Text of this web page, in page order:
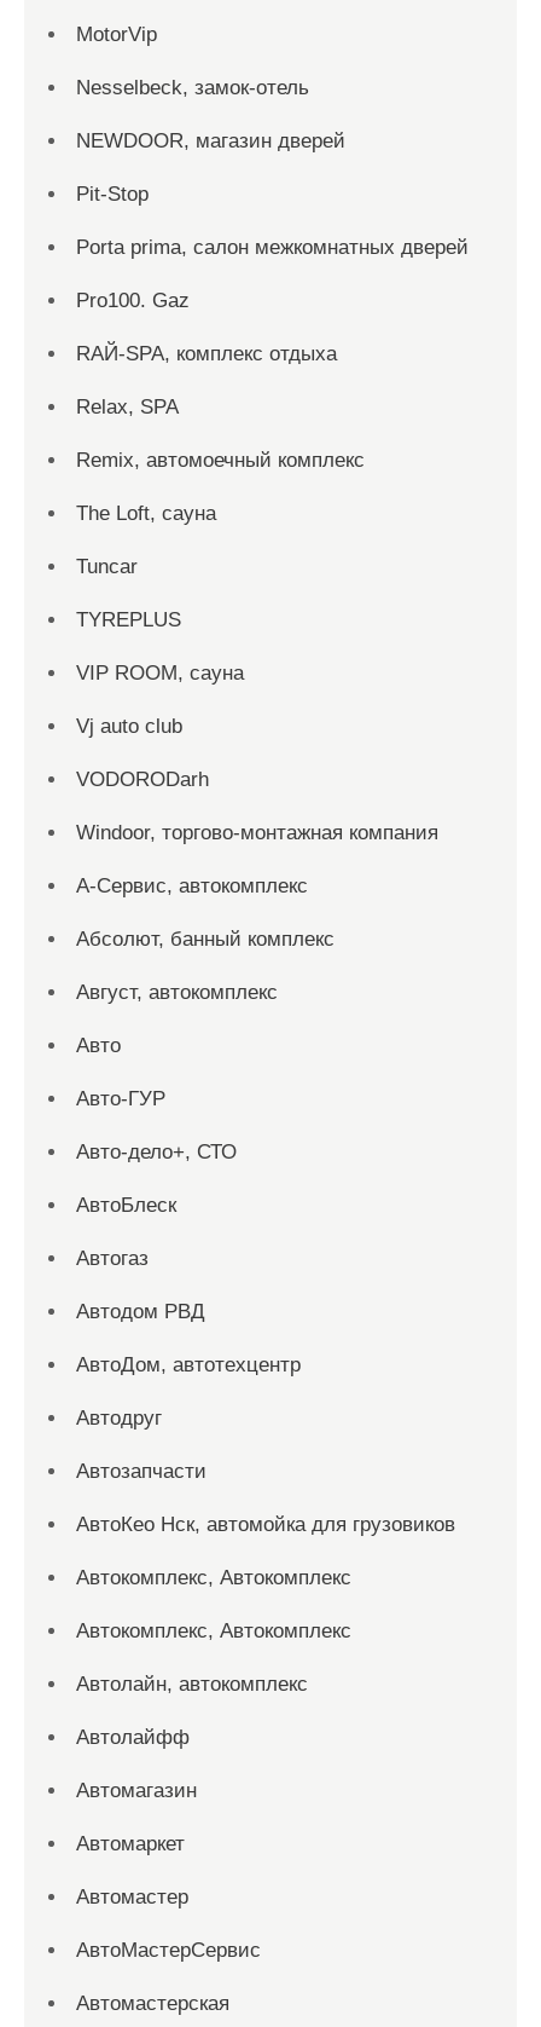
MotorVip
Nesselbeck, замок-отель
NEWDOOR, магазин дверей
Pit-Stop
Porta prima, салон межкомнатных дверей
Pro100. Gaz
RAЙ-SPA, комплекс отдыха
Relax, SPA
Remix, автомоечный комплекс
The Loft, сауна
Tuncar
TYREPLUS
VIP ROOM, сауна
Vj auto club
VODORODarh
Windoor, торгово-монтажная компания
А-Сервис, автокомплекс
Абсолют, банный комплекс
Август, автокомплекс
Авто
Авто-ГУР
Авто-дело+, СТО
АвтоБлеск
Автогаз
Автодом РВД
АвтоДом, автотехцентр
Автодруг
Автозапчасти
АвтоКео Нск, автомойка для грузовиков
Автокомплекс, Автокомплекс
Автокомплекс, Автокомплекс
Автолайн, автокомплекс
Автолайфф
Автомагазин
Автомаркет
Автомастер
АвтоМастерСервис
Автомастерская